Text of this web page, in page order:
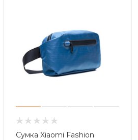
Сумка Xiaomi Fashion